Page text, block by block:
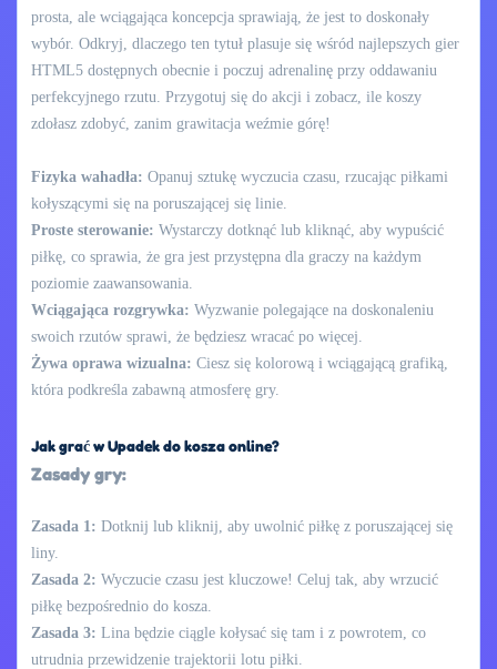
prosta, ale wciągająca koncepcja sprawiają, że jest to doskonały
wybór. Odkryj, dlaczego ten tytuł plasuje się wśród najlepszych gier
HTML5 dostępnych obecnie i poczuj adrenalinę przy oddawaniu
perfekcyjnego rzutu. Przygotuj się do akcji i zobacz, ile koszy
zdołasz zdobyć, zanim grawitacja weźmie górę!
Fizyka wahadła: Opanuj sztukę wyczucia czasu, rzucając piłkami
kołyszącymi się na poruszającej się linie.
Proste sterowanie: Wystarczy dotknąć lub kliknąć, aby wypuścić
piłkę, co sprawia, że gra jest przystępna dla graczy na każdym
poziomie zaawansowania.
Wciągająca rozgrywka: Wyzwanie polegające na doskonaleniu
swoich rzutów sprawi, że będziesz wracać po więcej.
Żywa oprawa wizualna: Ciesz się kolorową i wciągającą grafiką,
która podkreśla zabawną atmosferę gry.
Jak grać w Upadek do kosza online?
Zasady gry:
Zasada 1: Dotknij lub kliknij, aby uwolnić piłkę z poruszającej się
liny.
Zasada 2: Wyczucie czasu jest kluczowe! Celuj tak, aby wrzucić
piłkę bezpośrednio do kosza.
Zasada 3: Lina będzie ciągle kołysać się tam i z powrotem, co
utrudnia przewidzenie trajektorii lotu piłki.